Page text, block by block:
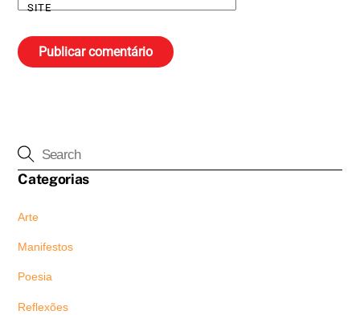
SITE
Categorias
Arte
Manifestos
Poesia
Reflexões